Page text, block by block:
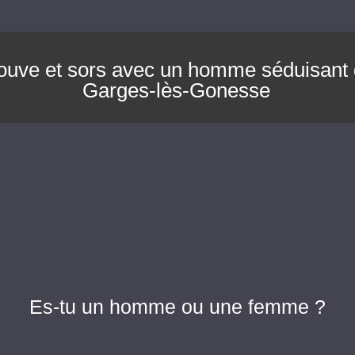
et sors avec un homme séduisant
Garges-lès-Gonesse
Es-tu un homme ou une femme ?